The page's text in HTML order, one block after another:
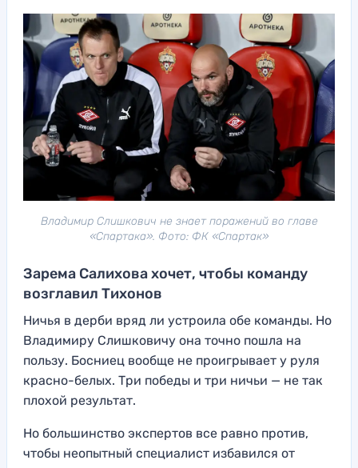
Владимир Слишкович не знает поражений во главе
«Спартака». Фото: ФК «Спартак»
Зарема Салихова хочет, чтобы команду
возглавил Тихонов
Ничья в дерби вряд ли устроила обе команды. Но
Владимиру Слишковичу она точно пошла на
пользу. Босниец вообще не проигрывает у руля
красно-белых. Три победы и три ничьи — не так
плохой результат.
Но большинство экспертов все равно против,
чтобы неопытный специалист избавился от